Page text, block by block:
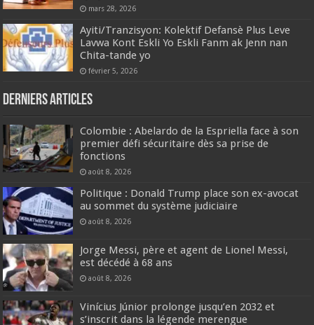
mars 28, 2026
Ayiti/Tranzisyon: Kolektif Defansè Plus Leve
Lavwa Kont Eskli Yo Eskli Fanm ak Jenn nan
Chita-tande yo
février 5, 2026
Derniers articles
Colombie : Abelardo de la Espriella face à son
premier défi sécuritaire dès sa prise de
fonctions
août 8, 2026
Politique : Donald Trump place son ex-avocat
au sommet du système judiciaire
août 8, 2026
Jorge Messi, père et agent de Lionel Messi,
est décédé à 68 ans
août 8, 2026
Vinícius Júnior prolonge jusqu’en 2032 et
s’inscrit dans la légende merengue